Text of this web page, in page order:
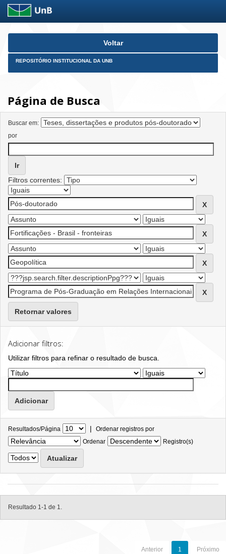
Skip
Voltar
REPOSITÓRIO INSTITUCIONAL DA UNB
Página de Busca
Buscar em:
por
Filtros correntes:
Retornar valores
Adicionar filtros:
Utilizar filtros para refinar o resultado de busca.
Resultados/Página | Ordenar registros por
Ordenar
Registro(s)
Resultado 1-1 de 1.
Anterior 1 Próximo